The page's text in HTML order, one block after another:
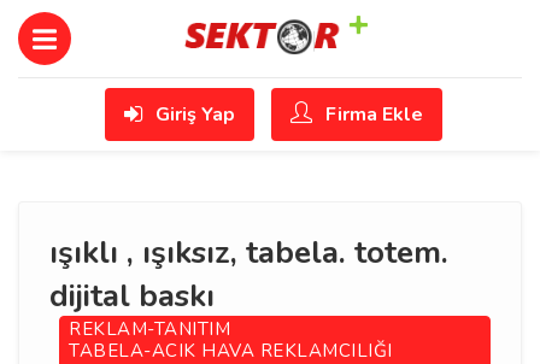
Giriş Yap Firma Ekle
ışıklı , ışıksız, tabela. totem.
dijital baskı
REKLAM-TANITIM
TABELA-ACIK HAVA REKLAMCILIĞI